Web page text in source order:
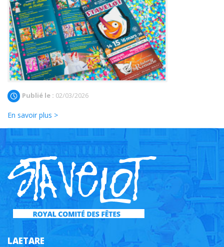
Publié le : 02/03/2026
En savoir plus >
LAETARE